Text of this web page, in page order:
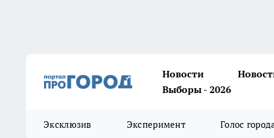
Новости
Выборы - 2026
Эксклюзив Эксперимент Голос